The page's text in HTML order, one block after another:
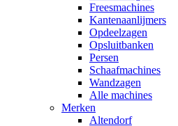
Freesmachines
Kantenaanlijmers
Opdeelzagen
Opsluitbanken
Persen
Schaafmachines
Wandzagen
Alle machines
Merken
Altendorf